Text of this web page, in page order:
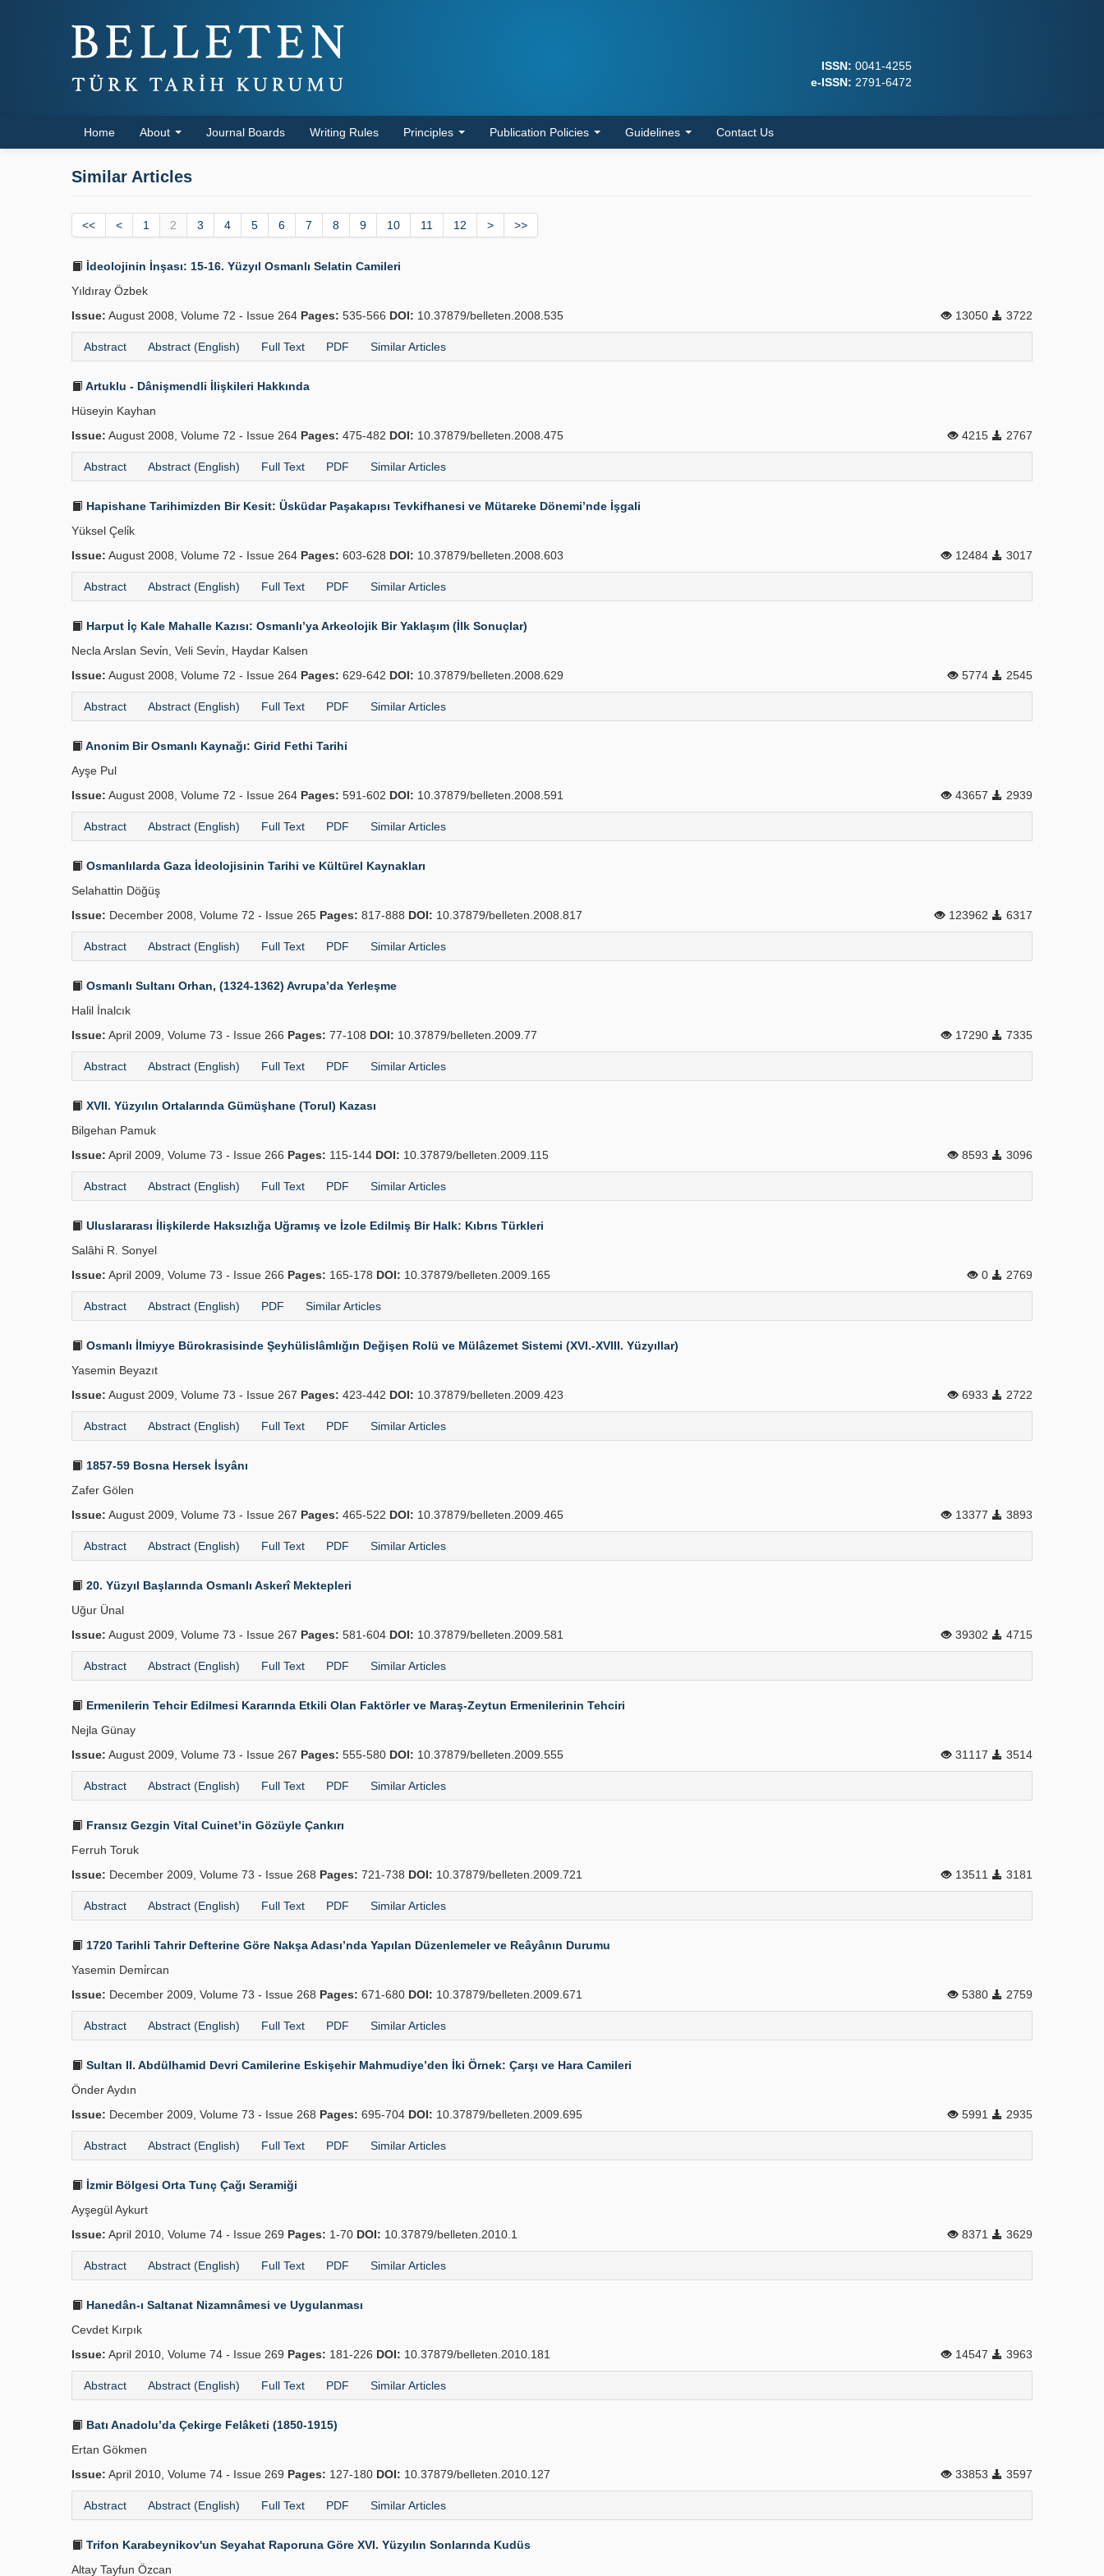
ISSN: 0041-4255
e-ISSN: 2791-6472
Home About Journal Boards Writing Rules Principles Publication Policies Guidelines Contact Us
Similar Articles
<< < 1 2 3 4 5 6 7 8 9 10 11 12 > >>
İdeolojinin İnşası: 15-16. Yüzyıl Osmanlı Selatin Camileri
Yıldıray Özbek
Issue: August 2008, Volume 72 - Issue 264 Pages: 535-566 DOI: 10.37879/belleten.2008.535 13050 3722
Abstract Abstract (English) Full Text PDF Similar Articles
Artuklu - Dânişmendli İlişkileri Hakkında
Hüseyin Kayhan
Issue: August 2008, Volume 72 - Issue 264 Pages: 475-482 DOI: 10.37879/belleten.2008.475 4215 2767
Abstract Abstract (English) Full Text PDF Similar Articles
Hapishane Tarihimizden Bir Kesit: Üsküdar Paşakapısı Tevkifhanesi ve Mütareke Dönemi’nde İşgali
Yüksel Çeli̇k
Issue: August 2008, Volume 72 - Issue 264 Pages: 603-628 DOI: 10.37879/belleten.2008.603 12484 3017
Abstract Abstract (English) Full Text PDF Similar Articles
Harput İç Kale Mahalle Kazısı: Osmanlı’ya Arkeolojik Bir Yaklaşım (İlk Sonuçlar)
Necla Arslan Sevi̇n, Veli Sevi̇n, Haydar Kalsen
Issue: August 2008, Volume 72 - Issue 264 Pages: 629-642 DOI: 10.37879/belleten.2008.629 5774 2545
Abstract Abstract (English) Full Text PDF Similar Articles
Anonim Bir Osmanlı Kaynağı: Girid Fethi Tarihi
Ayşe Pul
Issue: August 2008, Volume 72 - Issue 264 Pages: 591-602 DOI: 10.37879/belleten.2008.591 43657 2939
Abstract Abstract (English) Full Text PDF Similar Articles
Osmanlılarda Gaza İdeolojisinin Tarihi ve Kültürel Kaynakları
Selahattin Döğüş
Issue: December 2008, Volume 72 - Issue 265 Pages: 817-888 DOI: 10.37879/belleten.2008.817 123962 6317
Abstract Abstract (English) Full Text PDF Similar Articles
Osmanlı Sultanı Orhan, (1324-1362) Avrupa’da Yerleşme
Halil İnalcık
Issue: April 2009, Volume 73 - Issue 266 Pages: 77-108 DOI: 10.37879/belleten.2009.77 17290 7335
Abstract Abstract (English) Full Text PDF Similar Articles
XVII. Yüzyılın Ortalarında Gümüşhane (Torul) Kazası
Bilgehan Pamuk
Issue: April 2009, Volume 73 - Issue 266 Pages: 115-144 DOI: 10.37879/belleten.2009.115 8593 3096
Abstract Abstract (English) Full Text PDF Similar Articles
Uluslararası İlişkilerde Haksızlığa Uğramış ve İzole Edilmiş Bir Halk: Kıbrıs Türkleri
Salâhi R. Sonyel
Issue: April 2009, Volume 73 - Issue 266 Pages: 165-178 DOI: 10.37879/belleten.2009.165 0 2769
Abstract Abstract (English) PDF Similar Articles
Osmanlı İlmiyye Bürokrasisinde Şeyhülislâmlığın Değişen Rolü ve Mülâzemet Sistemi (XVI.-XVIII. Yüzyıllar)
Yasemin Beyazıt
Issue: August 2009, Volume 73 - Issue 267 Pages: 423-442 DOI: 10.37879/belleten.2009.423 6933 2722
Abstract Abstract (English) Full Text PDF Similar Articles
1857-59 Bosna Hersek İsyânı
Zafer Gölen
Issue: August 2009, Volume 73 - Issue 267 Pages: 465-522 DOI: 10.37879/belleten.2009.465 13377 3893
Abstract Abstract (English) Full Text PDF Similar Articles
20. Yüzyıl Başlarında Osmanlı Askerî Mektepleri
Uğur Ünal
Issue: August 2009, Volume 73 - Issue 267 Pages: 581-604 DOI: 10.37879/belleten.2009.581 39302 4715
Abstract Abstract (English) Full Text PDF Similar Articles
Ermenilerin Tehcir Edilmesi Kararında Etkili Olan Faktörler ve Maraş-Zeytun Ermenilerinin Tehciri
Nejla Günay
Issue: August 2009, Volume 73 - Issue 267 Pages: 555-580 DOI: 10.37879/belleten.2009.555 31117 3514
Abstract Abstract (English) Full Text PDF Similar Articles
Fransız Gezgin Vital Cuinet’in Gözüyle Çankırı
Ferruh Toruk
Issue: December 2009, Volume 73 - Issue 268 Pages: 721-738 DOI: 10.37879/belleten.2009.721 13511 3181
Abstract Abstract (English) Full Text PDF Similar Articles
1720 Tarihli Tahrir Defterine Göre Nakşa Adası’nda Yapılan Düzenlemeler ve Reâyânın Durumu
Yasemin Demi̇rcan
Issue: December 2009, Volume 73 - Issue 268 Pages: 671-680 DOI: 10.37879/belleten.2009.671 5380 2759
Abstract Abstract (English) Full Text PDF Similar Articles
Sultan II. Abdülhamid Devri Camilerine Eskişehir Mahmudiye’den İki Örnek: Çarşı ve Hara Camileri
Önder Aydın
Issue: December 2009, Volume 73 - Issue 268 Pages: 695-704 DOI: 10.37879/belleten.2009.695 5991 2935
Abstract Abstract (English) Full Text PDF Similar Articles
İzmir Bölgesi Orta Tunç Çağı Seramiği
Ayşegül Aykurt
Issue: April 2010, Volume 74 - Issue 269 Pages: 1-70 DOI: 10.37879/belleten.2010.1 8371 3629
Abstract Abstract (English) Full Text PDF Similar Articles
Hanedân-ı Saltanat Nizamnâmesi ve Uygulanması
Cevdet Kırpık
Issue: April 2010, Volume 74 - Issue 269 Pages: 181-226 DOI: 10.37879/belleten.2010.181 14547 3963
Abstract Abstract (English) Full Text PDF Similar Articles
Batı Anadolu’da Çekirge Felâketi (1850-1915)
Ertan Gökmen
Issue: April 2010, Volume 74 - Issue 269 Pages: 127-180 DOI: 10.37879/belleten.2010.127 33853 3597
Abstract Abstract (English) Full Text PDF Similar Articles
Trifon Karabeynikov'un Seyahat Raporuna Göre XVI. Yüzyılın Sonlarında Kudüs
Altay Tayfun Özcan